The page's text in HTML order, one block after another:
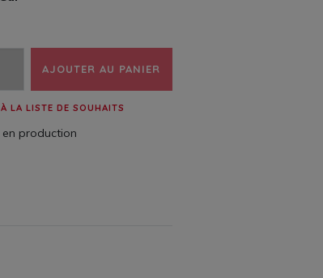
AJOUTER AU PANIER
LA LISTE DE SOUHAITS
en production